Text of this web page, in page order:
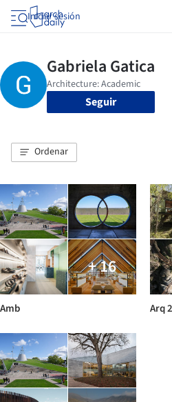
Iniciar sesión
Seguir
Ordenar
+ 16
Amb Arq 2